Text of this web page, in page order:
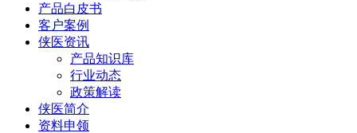
产品白皮书
客户案例
侠医资讯
产品知识库
行业动态
政策解读
侠医简介
资料申领